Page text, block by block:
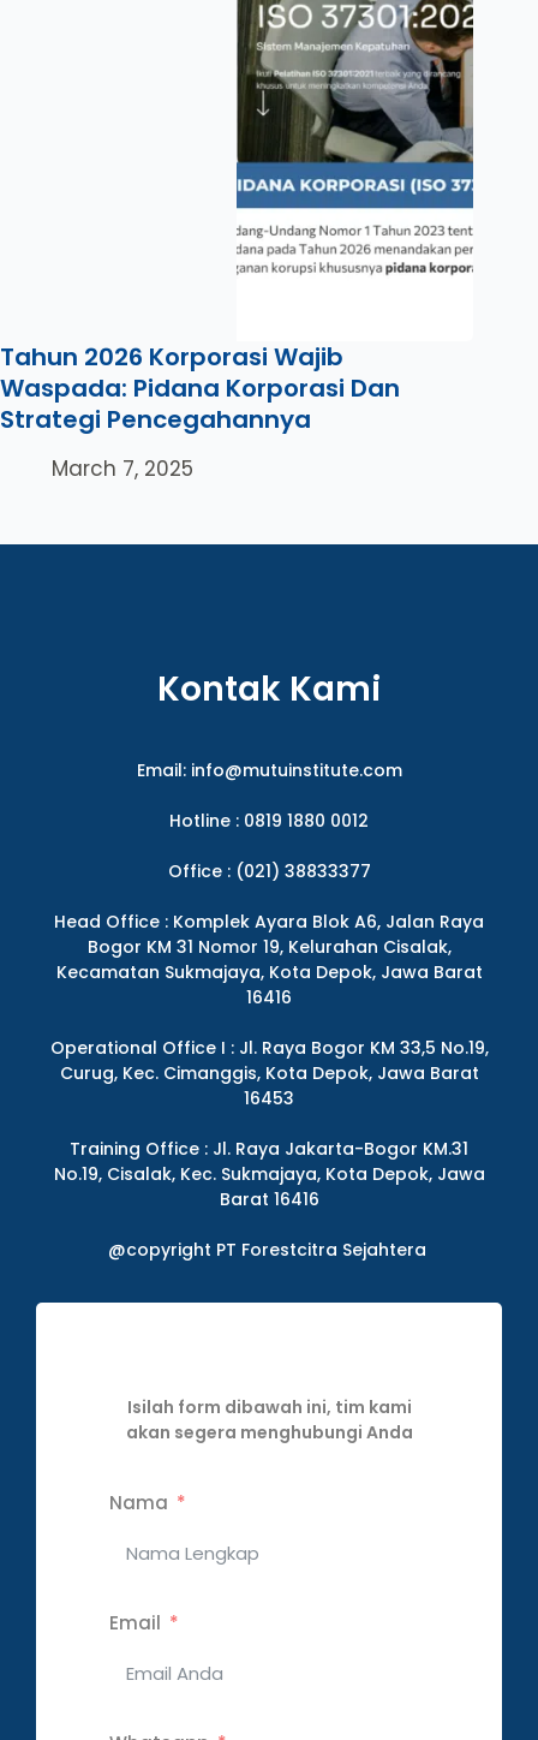
Tahun 2026 Korporasi Wajib
Waspada: Pidana Korporasi Dan
Strategi Pencegahannya
March 7, 2025
Kontak Kami
Email: info@mutuinstitute.com
Hotline : 0819 1880 0012
Office : (021) 38833377
Head Office : Komplek Ayara Blok A6, Jalan Raya
Bogor KM 31 Nomor 19, Kelurahan Cisalak,
Kecamatan Sukmajaya, Kota Depok, Jawa Barat
16416
Operational Office I : Jl. Raya Bogor KM 33,5 No.19,
Curug, Kec. Cimanggis, Kota Depok, Jawa Barat
16453
Training Office : Jl. Raya Jakarta-Bogor KM.31
No.19, Cisalak, Kec. Sukmajaya, Kota Depok, Jawa
Barat 16416
@copyright PT Forestcitra Sejahtera
Isilah form dibawah ini, tim kami
akan segera menghubungi Anda
Nama
Email